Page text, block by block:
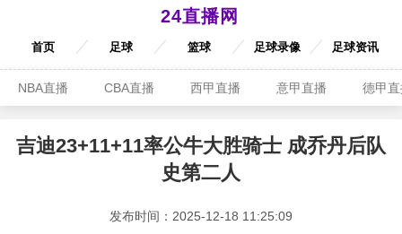
24直播网
首页 足球 篮球 足球录像 足球资讯
NBA直播 CBA直播 西甲直播 意甲直播 德甲
吉迪23+11+11率公牛大胜骑士 成乔丹后队
史第二人
发布时间：2025-12-18 11:25:09